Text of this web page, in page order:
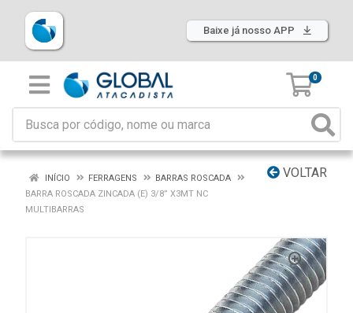
Baixe já nosso APP
0
VOLTAR
INÍCIO FERRAGENS
BARRAS ROSCADA
BARRA ROSCADA ZINCADA (E) 3/8” X3MT NC
MULTIBARRAS